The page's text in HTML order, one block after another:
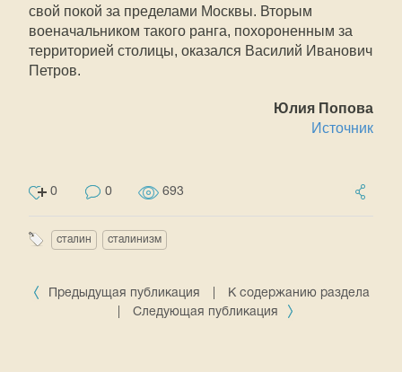
свой покой за пределами Москвы. Вторым
военачальником такого ранга, похороненным за
территорией столицы, оказался Василий Иванович
Петров.
Юлия Попова
Источник
0 0 693
сталин сталинизм
Предыдущая публикация
К содержанию раздела
Следующая публикация